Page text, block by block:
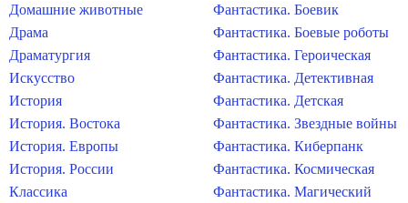
Домашние животные
Драма
Драматургия
Искусство
История
История. Востока
История. Европы
История. России
Классика
Фантастика. Боевик
Фантастика. Боевые роботы
Фантастика. Героическая
Фантастика. Детективная
Фантастика. Детская
Фантастика. Звездные войны
Фантастика. Киберпанк
Фантастика. Космическая
Фантастика. Магический